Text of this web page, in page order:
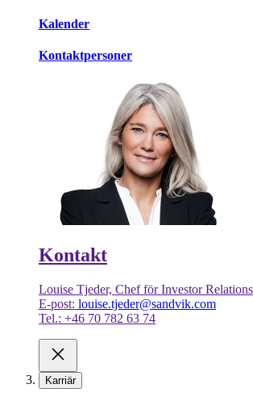
Kalender
Kontaktpersoner
Kontakt
Louise Tjeder, Chef för Investor Relations
E-post: louise.tjeder@sandvik.com
Tel.: +46 70 782 63 74
Karriär